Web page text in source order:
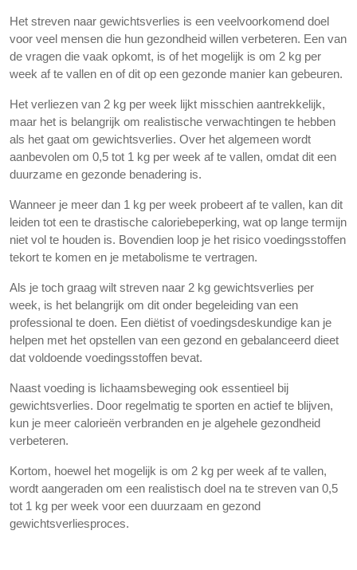
Het streven naar gewichtsverlies is een veelvoorkomend doel
voor veel mensen die hun gezondheid willen verbeteren. Een van
de vragen die vaak opkomt, is of het mogelijk is om 2 kg per
week af te vallen en of dit op een gezonde manier kan gebeuren.
Het verliezen van 2 kg per week lijkt misschien aantrekkelijk,
maar het is belangrijk om realistische verwachtingen te hebben
als het gaat om gewichtsverlies. Over het algemeen wordt
aanbevolen om 0,5 tot 1 kg per week af te vallen, omdat dit een
duurzame en gezonde benadering is.
Wanneer je meer dan 1 kg per week probeert af te vallen, kan dit
leiden tot een te drastische caloriebeperking, wat op lange termijn
niet vol te houden is. Bovendien loop je het risico voedingsstoffen
tekort te komen en je metabolisme te vertragen.
Als je toch graag wilt streven naar 2 kg gewichtsverlies per
week, is het belangrijk om dit onder begeleiding van een
professional te doen. Een diëtist of voedingsdeskundige kan je
helpen met het opstellen van een gezond en gebalanceerd dieet
dat voldoende voedingsstoffen bevat.
Naast voeding is lichaamsbeweging ook essentieel bij
gewichtsverlies. Door regelmatig te sporten en actief te blijven,
kun je meer calorieën verbranden en je algehele gezondheid
verbeteren.
Kortom, hoewel het mogelijk is om 2 kg per week af te vallen,
wordt aangeraden om een realistisch doel na te streven van 0,5
tot 1 kg per week voor een duurzaam en gezond
gewichtsverliesproces.